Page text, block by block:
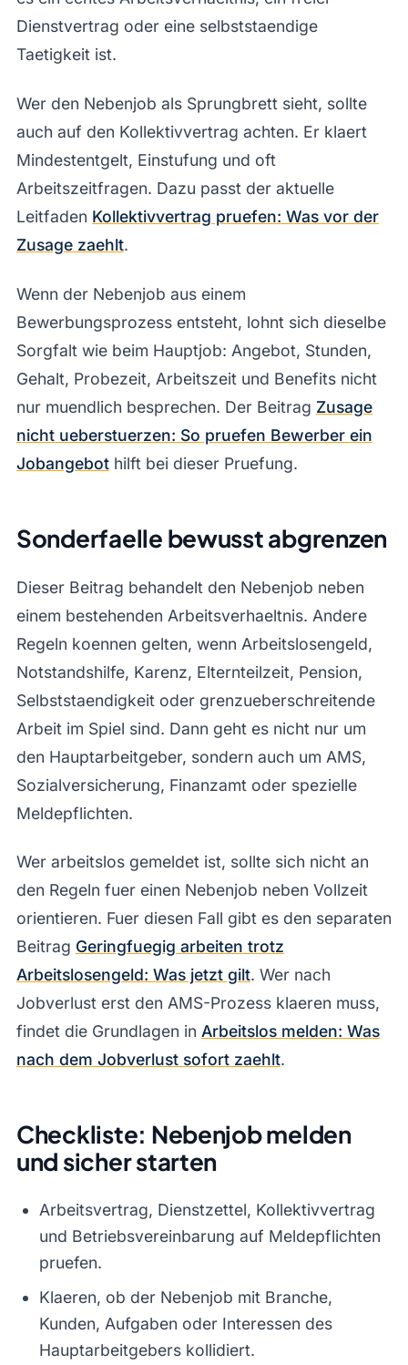
Dienstvertrag oder eine selbststaendige
Taetigkeit ist.
Wer den Nebenjob als Sprungbrett sieht, sollte
auch auf den Kollektivvertrag achten. Er klaert
Mindestentgelt, Einstufung und oft
Arbeitszeitfragen. Dazu passt der aktuelle
Leitfaden Kollektivvertrag pruefen: Was vor der
Zusage zaehlt.
Wenn der Nebenjob aus einem
Bewerbungsprozess entsteht, lohnt sich dieselbe
Sorgfalt wie beim Hauptjob: Angebot, Stunden,
Gehalt, Probezeit, Arbeitszeit und Benefits nicht
nur muendlich besprechen. Der Beitrag Zusage
nicht ueberstuerzen: So pruefen Bewerber ein
Jobangebothilft bei dieser Pruefung.
Sonderfaelle bewusst abgrenzen
Dieser Beitrag behandelt den Nebenjob neben
einem bestehenden Arbeitsverhaeltnis. Andere
Regeln koennen gelten, wenn Arbeitslosengeld,
Notstandshilfe, Karenz, Elternteilzeit, Pension,
Selbststaendigkeit oder grenzueberschreitende
Arbeit im Spiel sind. Dann geht es nicht nur um
den Hauptarbeitgeber, sondern auch um AMS,
Sozialversicherung, Finanzamt oder spezielle
Meldepflichten.
Wer arbeitslos gemeldet ist, sollte sich nicht an
den Regeln fuer einen Nebenjob neben Vollzeit
orientieren. Fuer diesen Fall gibt es den separaten
Beitrag Geringfuegig arbeiten trotz
Arbeitslosengeld: Was jetzt gilt. Wer nach
Jobverlust erst den AMS-Prozess klaeren muss,
findet die Grundlagen in Arbeitslos melden: Was
nach dem Jobverlust sofort zaehlt.
Checkliste: Nebenjob melden
und sicher starten
Arbeitsvertrag, Dienstzettel, Kollektivvertrag
und Betriebsvereinbarung auf Meldepflichten
pruefen.
Klaeren, ob der Nebenjob mit Branche,
Kunden, Aufgaben oder Interessen des
Hauptarbeitgebers kollidiert.